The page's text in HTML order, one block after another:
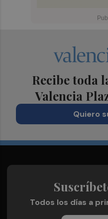
Recibe toda
Valencia
Quiero
Todos los días a